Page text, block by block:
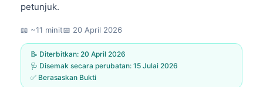
petunjuk.
📖 ~11 minit📅 20 April 2026
📝 Diterbitkan: 20 April 2026
🩺 Disemak secara perubatan: 15 Julai 2026
✅ Berasaskan Bukti